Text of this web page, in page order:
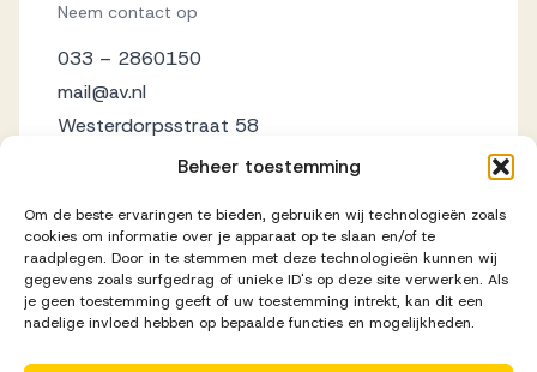
Beheer toestemming
Om de beste ervaringen te bieden, gebruiken wij technologieën zoals
cookies om informatie over je apparaat op te slaan en/of te
raadplegen. Door in te stemmen met deze technologieën kunnen wij
gegevens zoals surfgedrag of unieke ID's op deze site verwerken. Als
je geen toestemming geeft of uw toestemming intrekt, kan dit een
nadelige invloed hebben op bepaalde functies en mogelijkheden.
Neem contact op
033 – 2860150
mail@av.nl
Westerdorpsstraat 58
3871 AZ Hoevelaken